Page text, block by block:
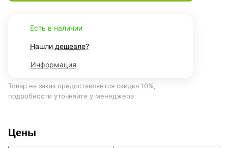
Есть в наличии
Нашли дешевле?
Информация
Товар на заказ предоставляется скидка 10%,
подробности уточняйте у менеджера
Цены